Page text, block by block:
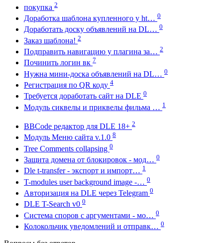
покупка 2
Доработка шаблона купленного у ht… 0
Доработать доску объявлений на DL… 0
Заказ шаблона! 2
Подправить навигацию у плагина за… 2
Починить логин вк 7
Нужна мини-доска объявлений на DL… 0
Регистрация по QR коду 4
Требуется доработать сайт на DLE 0
Модуль сиквелы и приквелы фильма … 1
BBCode редактор для DLE 18+ 2
Модуль Меню сайта v.1.0 8
Tree Comments collapsing 0
Защита домена от блокировок - мод… 0
Dle t-transfer - экспорт и импорт… 1
T-modules user background image -… 0
Авторизация на DLE через Telegram 0
DLE T-Search v0 0
Система споров с аргументами - мо… 0
Колокольчик уведомлений и отправк… 0